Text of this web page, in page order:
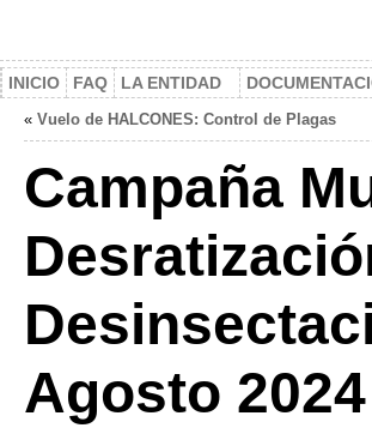
INICIO FAQ LA ENTIDAD
« Vuelo de HALCONES: Control de Plagas
Campaña
Agosto 2024